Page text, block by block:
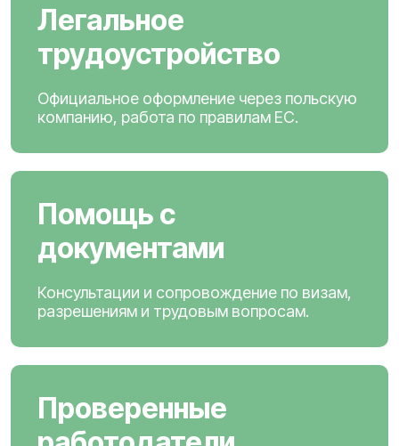
Легальное
трудоустройство
Официальное оформление через польскую
компанию, работа по правилам ЕС.
Помощь с
документами
Консультации и сопровождение по визам,
разрешениям и трудовым вопросам.
Проверенные